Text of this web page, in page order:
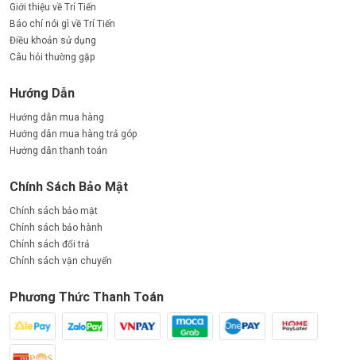
Giới thiệu về Trí Tiến
Báo chí nói gì về Trí Tiến
Điều khoản sử dụng
Câu hỏi thường gặp
Hướng Dẫn
Hướng dẫn mua hàng
Hướng dẫn mua hàng trả góp
Hướng dẫn thanh toán
Chính Sách Bảo Mật
Chính sách bảo mật
Chính sách bảo hành
Chính sách đổi trả
Chính sách vận chuyển
Phương Thức Thanh Toán